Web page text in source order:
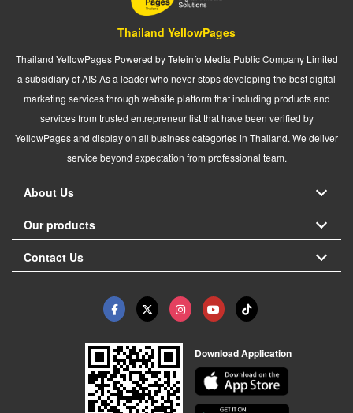
Thailand YellowPages
Thailand YellowPages Powered by Teleinfo Media Public Company Limited
a subsidiary of AIS As a leader who never stops developing the best digital
marketing services through website platform that including products and
services from trusted entrepreneur list that have been verified by
YellowPages and display on all business categories in Thailand. We deliver
service beyond expectation from professional team.
About Us
Our products
Contact Us
Download Application